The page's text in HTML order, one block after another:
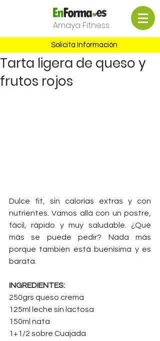
Amaya Fitness
Solicita Información
Tarta ligera de queso y
frutos rojos
Dulce fit, sin calorías extras y con
nutrientes. Vamos allá con un postre,
fácil, rápido y muy saludable. ¿Qué
más se puede pedir? Nada más
porque también está buenísima y es
barata.﻿﻿﻿
INGREDIENTES:
250grs queso crema
125ml leche sin lactosa
150ml nata
1+1/2 sobre Cuajada